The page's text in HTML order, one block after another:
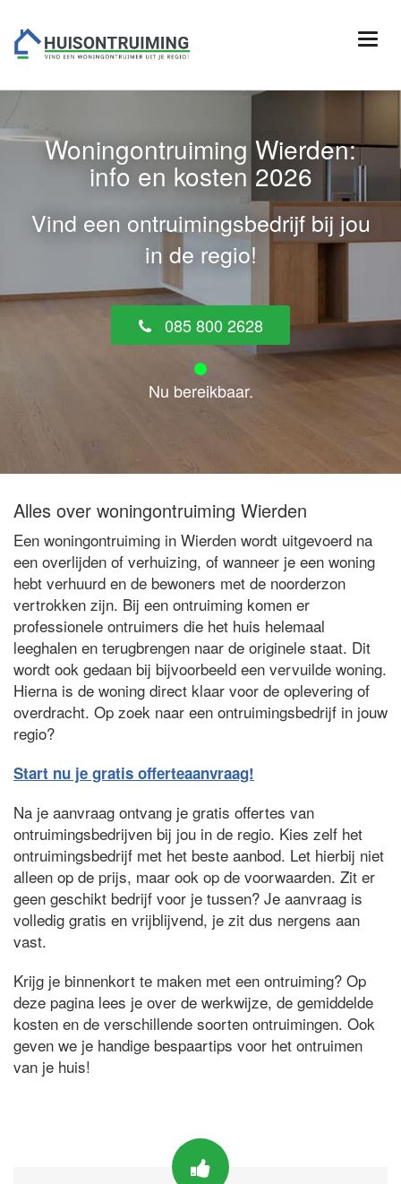
Woningontruiming Wierden:
info en kosten 2026
Vind een ontruimingsbedrijf bij jou
in de regio!
085 800 2628
Nu bereikbaar.
Alles over woningontruiming Wierden
Een woningontruiming in Wierden wordt uitgevoerd na
een overlijden of verhuizing, of wanneer je een woning
hebt verhuurd en de bewoners met de noorderzon
vertrokken zijn. Bij een ontruiming komen er
professionele ontruimers die het huis helemaal
leeghalen en terugbrengen naar de originele staat. Dit
wordt ook gedaan bij bijvoorbeeld een vervuilde woning.
Hierna is de woning direct klaar voor de oplevering of
overdracht. Op zoek naar een ontruimingsbedrijf in jouw
regio?
Start nu je gratis offerteaanvraag!
Na je aanvraag ontvang je gratis offertes van
ontruimingsbedrijven bij jou in de regio. Kies zelf het
ontruimingsbedrijf met het beste aanbod. Let hierbij niet
alleen op de prijs, maar ook op de voorwaarden. Zit er
geen geschikt bedrijf voor je tussen? Je aanvraag is
volledig gratis en vrijblijvend, je zit dus nergens aan
vast.
Krijg je binnenkort te maken met een ontruiming? Op
deze pagina lees je over de werkwijze, de gemiddelde
kosten en de verschillende soorten ontruimingen. Ook
geven we je handige bespaartips voor het ontruimen
van je huis!